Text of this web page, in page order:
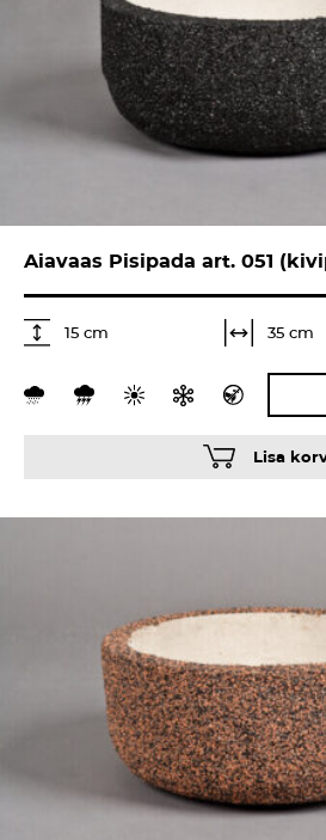
Aiavaas Pisipada art. 051
15 cm 35 cm
Lisa